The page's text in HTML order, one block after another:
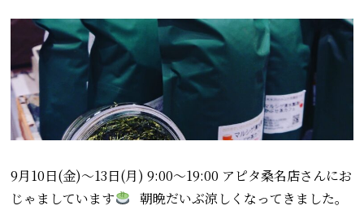
9月10日(金)～13日(月) 9:00～19:00 アピタ桑名店さんにお
じゃましています
朝晩だいぶ涼しくなってきました。